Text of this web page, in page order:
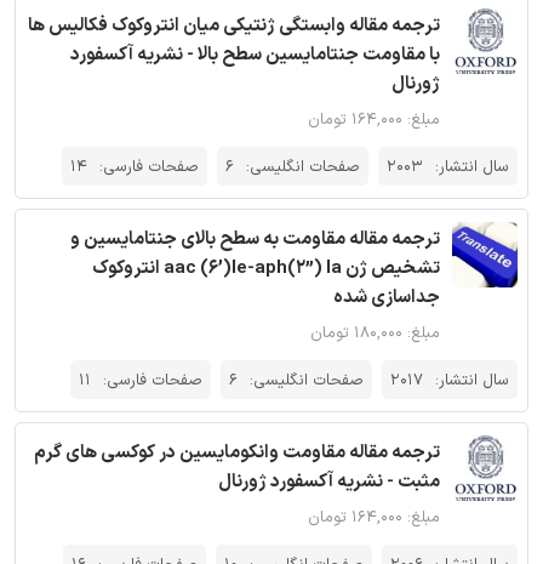
ترجمه مقاله وابستگی ژنتیکی میان انتروکوک فکالیس ها
با مقاومت جنتامایسین سطح بالا - نشریه آکسفورد
ژورنال
مبلغ: ۱۶۴,۰۰۰ تومان
سال انتشار: 2003 صفحات انگلیسی: 6 صفحات فارسی: 14
ترجمه مقاله مقاومت به سطح بالای جنتامایسین و
تشخیص ژن aac (6’)Ie-aph(2”) Ia انتروکوک
جداسازی شده
مبلغ: ۱۸۰,۰۰۰ تومان
سال انتشار: 2017 صفحات انگلیسی: 6 صفحات فارسی: 11
ترجمه مقاله مقاومت وانکومایسین در کوکسی های گرم
مثبت - نشریه آکسفورد ژورنال
مبلغ: ۱۶۴,۰۰۰ تومان